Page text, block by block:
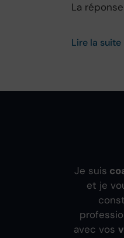
La
Lire la suite
Je suis
et je
avec vos